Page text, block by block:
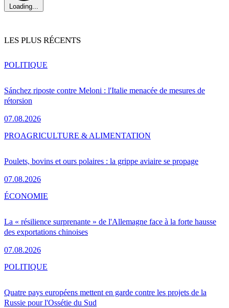
Loading...
LES PLUS RÉCENTS
Sánchez riposte contre Meloni : l'Italie menacée de mesures de
rétorsion
07.08.2026
POLITIQUE
Poulets, bovins et ours polaires : la grippe aviaire se propage
07.08.2026
PROAGRICULTURE & ALIMENTATION
La « résilience surprenante » de l'Allemagne face à la forte hausse
des exportations chinoises
07.08.2026
ÉCONOMIE
Quatre pays européens mettent en garde contre les projets de la
Russie pour l'Ossétie du Sud
POLITIQUE